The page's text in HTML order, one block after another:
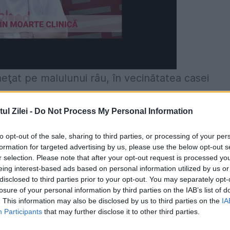
Zilei - Do Not Process My Personal Information
opt-out of the sale, sharing to third parties, or processing of your
for targeted advertising by us, please use the below opt-out
selection. Please note that after your opt-out request is processed
interest-based ads based on personal information utilized by us
to third parties prior to your opt-out. You may separately
of your personal information by third parties on the IAB’s list of
This information may also be disclosed by us to third parties on the
Participants that may further disclose it to other third parties.
pe malulunui râu, în vecinătatea casei
fără ca cineva să-i remarce absenţa.
Celsius, când a fost găsit. Apoi el a reuşit să
Medicii sunt optimişti în privinţa
punct de vedere îl deţine un scandinav,
13,7 grade Celsius..